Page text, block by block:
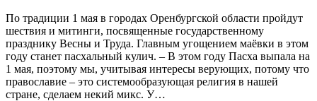
По традиции 1 мая в городах Оренбургской области пройдут
шествия и митинги, посвященные государственному
празднику Весны и Труда. Главным угощением маёвки в этом
году станет пасхальный кулич. – В этом году Пасха выпала на
1 мая, поэтому мы, учитывая интересы верующих, потому что
православие – это системообразующая религия в нашей
стране, сделаем некий микс. У…